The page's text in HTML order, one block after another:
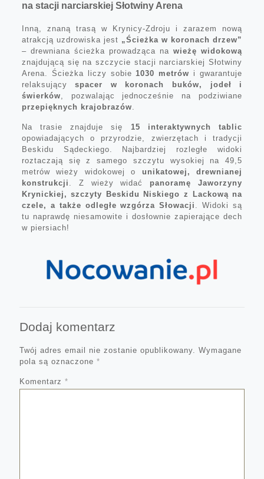
na stacji narciarskiej Słotwiny Arena
Inną, znaną trasą w Krynicy-Zdroju i zarazem nową
atrakcją uzdrowiska jest „Ścieżka w koronach drzew”
– drewniana ścieżka prowadząca nawieżę widokową
znajdującą się na szczycie stacji narciarskiej Słotwiny
Arena. Ścieżka liczy sobie1030 metrów i gwarantuje
relaksującyspacer w koronach buków, jodeł i
świerków, pozwalając jednocześnie na podziwiane
przepięknych krajobrazów.
Na trasie znajduje się 15 interaktywnych tablic
opowiadających o przyrodzie, zwierzętach i tradycji
Beskidu Sądeckiego. Najbardziej rozległe widoki
roztaczają się z samego szczytu wysokiej na 49,5
metrów wieży widokowej o unikatowej,
drewnianej
konstrukcji . Z wieży widać panoramę Jaworzyny
Krynickiej, szczyty Beskidu Niskiego z Lackową na
czele, a także odległe wzgórza Słowacji . Widoki są
tu naprawdę niesamowite i dosłownie zapierające dech
w piersiach!
Dodaj komentarz
Twój adres email nie zostanie opublikowany. Wymagane
pola są oznaczone *
Komentarz *